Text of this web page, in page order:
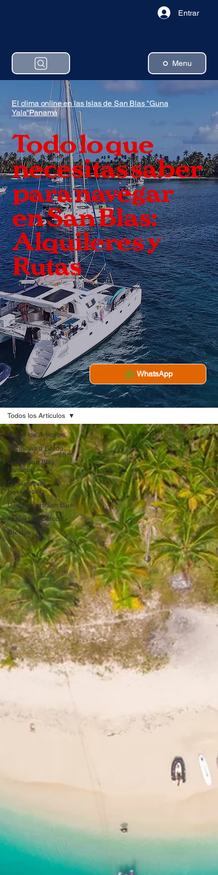
Menu
Entrar
El clima online en las Islas de San Blas "Guna
Yala"Panamá
Todo lo que
necesitas saber
para navegar
en San Blas:
Alquileres y
Rutas
WhatsApp
Todos los Artículos
Estancias a Bordo:
Guias San Blas
Panama:
Consejos de
Navegación:
Destinos en San Blas:
Alquiler de barcos:
Ofertas
Todos los Artículos